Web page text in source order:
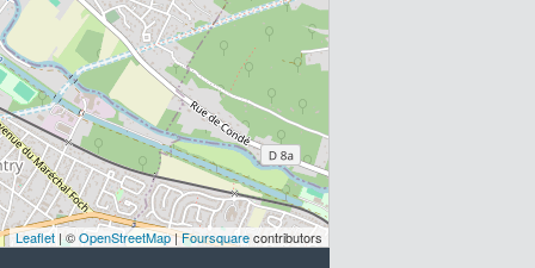
Leaflet | ©OpenStreetMap|Foursquarecontributors